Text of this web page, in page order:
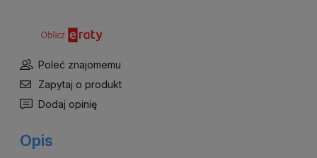
Zapytaj o produkt
Poleć znajomemu
Dodaj opinię
Opis